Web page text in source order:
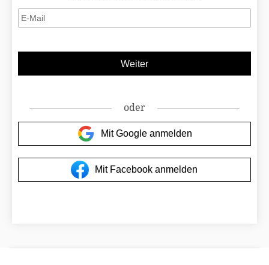
oder
Mit Google anmelden
Mit Facebook anmelden